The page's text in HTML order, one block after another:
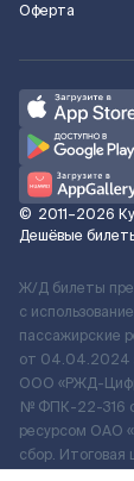
Оферта
© 2011–2026
Дешёвые
Ж/Д билеты
с
пассажирские
от 04.04.2024
ООО «РЖД-
№ ФПК-22-316
ресурсом ОАО
сбор. Итоговая